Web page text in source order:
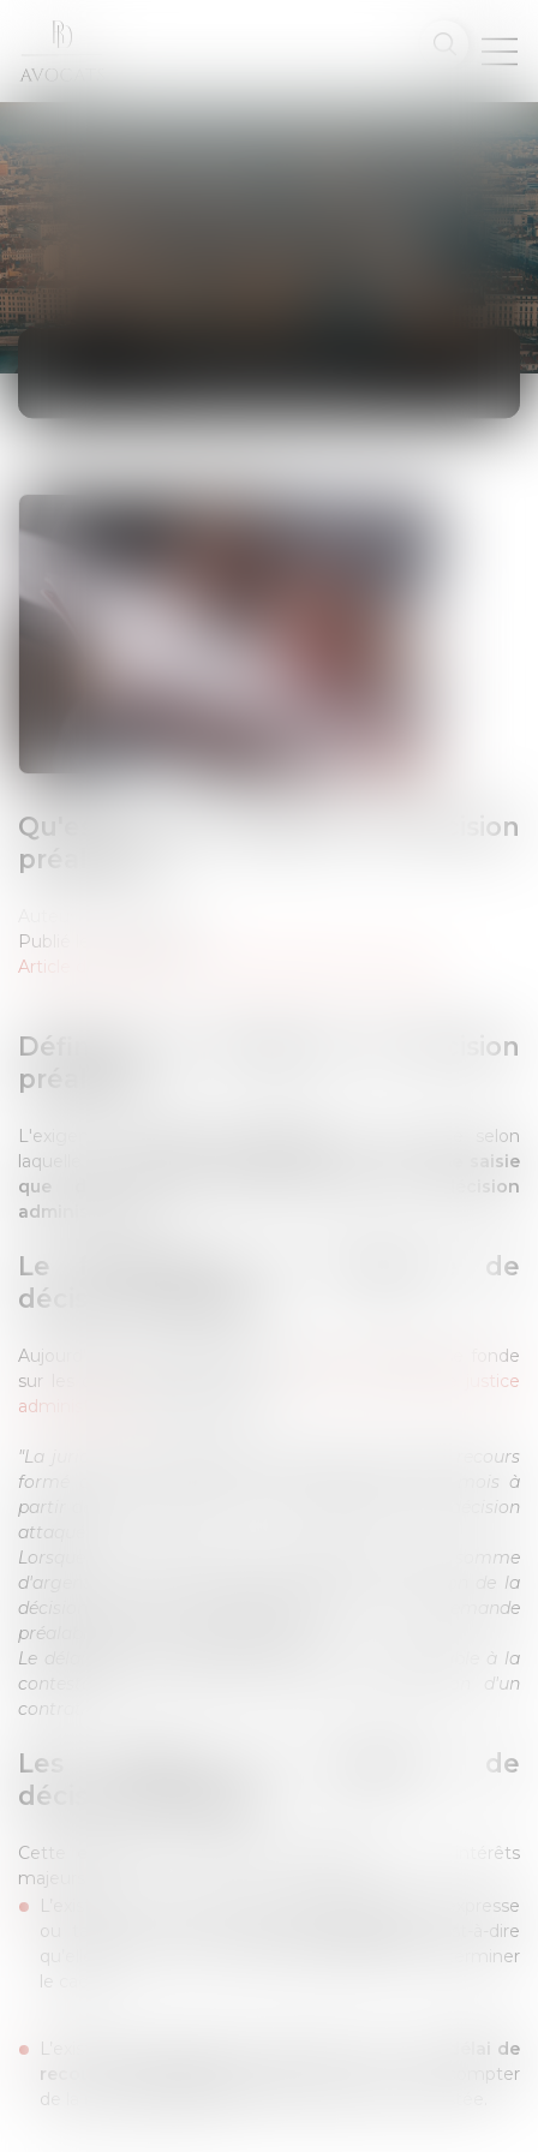
Qu'est-ce que l'exigence de décision
préalable ?
Publié le :
Article du cabinet
Définition de l'exigence de décision
préalable
L'exigence de
est une règle selon
laquelle
la juridiction administrative ne peut être saisie
que d'un recours formé contre une décision
administrative.
Le fondement de l'exigence de
décision préalable
Aujourd’hui, cette exigence de décision préalable se fonde
sur les dispositions de l’article
R. 421-1 du code de justice
administrative
"La juridiction ne peut être saisie que par voie de recours
formé contre une décision, et ce, dans les deux mois à
partir de la notification ou de la publication de la décision
attaquée.
Lorsque la requête tend au paiement d'une somme
d'argent, elle n'est recevable qu'après l'intervention de la
décision prise par l'administration sur une demande
préalablement formée devant elle.
Le délai prévu au premier alinéa n'est pas applicable à la
contestation des mesures prises pour l'exécution d'un
contrat."
Les intérêts de l'exigence de
décision préalable
Cette
a deux intérêts
majeurs :
L’existence d’une décision préalable, qu’elle soit expresse
ou tacite, permet de
c’est-à-dire
qu’elle permet de fixer l’objet du litige et d’en déterminer
le cadre.
L’existence d’une décision préalable impacte le
délai de
recours contentieux
, puisque celui-ci court à compter
de la notification/publication de la décision contestée.